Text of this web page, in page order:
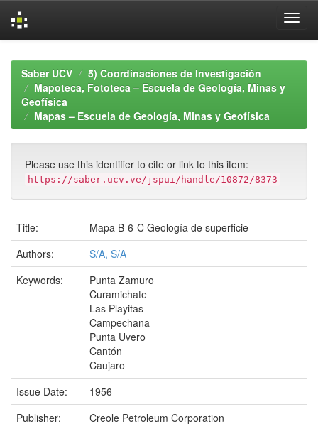
navigationSaber UCV
5) Coordinaciones de Investigación
Mapoteca, Fototeca – Escuela de Geología, Minas y
Geofísica
Mapas – Escuela de Geología, Minas y Geofísica
Please use this identifier to cite or link to this item:
https://saber.ucv.ve/jspui/handle/10872/8373
Title:
Mapa B-6-C Geología de superficie
Authors:
S/A, S/A
Keywords:
Punta Zamuro
Curamichate
Las Playitas
Campechana
Punta Uvero
Cantón
Caujaro
Issue Date:
1956
Publisher:
Creole Petroleum Corporation